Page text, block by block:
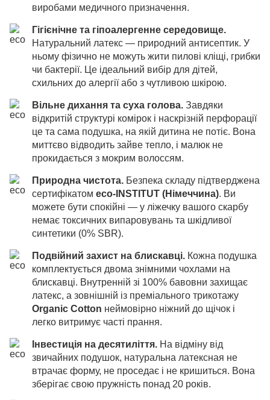
виробами медичного призначення.
Гігієнічне та гіпоалергенне середовище.
Натуральний латекс — природний антисептик. У
ньому фізично не можуть жити пилові кліщі, грибки
чи бактерії. Це ідеальний вибір для дітей,
схильних до алергії або з чутливою шкірою.
Вільне дихання та суха голова. Завдяки
відкритій структурі комірок і наскрізній перфорації
це та сама подушка, на якій дитина не потіє. Вона
миттєво відводить зайве тепло, і малюк не
прокидається з мокрим волоссям.
Природна чистота. Безпека складу підтверджена
сертифікатом eco-INSTITUT (Німеччина). Ви
можете бути спокійні — у ліжечку вашого скарбу
немає токсичних випаровувань та шкідливої
синтетики (0% SBR).
Подвійний захист на блискавці. Кожна подушка
комплектується двома знімними чохлами на
блискавці. Внутренній зі 100% бавовни захищає
латекс, а зовнішній із преміального трикотажу
Organic Cotton неймовірно ніжний до щічок і
легко витримує часті прання.
Інвестиція на десятиліття. На відміну від
звичайних подушок, натуральна латексная не
втрачає форму, не проседає і не кришиться. Вона
зберігає свою пружність понад 20 років.